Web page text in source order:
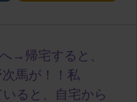
→帰宅すると、
馬が！！私
ると、自宅から